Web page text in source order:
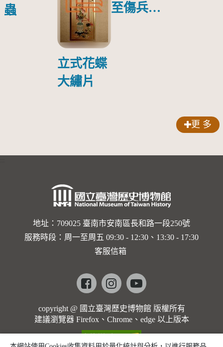
蟲
立式花蝶
大繡片
至傷兵醫
傷日本戰
更 多
地址：709025 臺南市安南區長和路一段250號
服務時段：周一至周五 09:30 - 12:30、13:30 - 17:30
客服信箱
Facebookinstagramyoutube
copyright @ 國立臺灣歷史博物館 版權所有
建議瀏覽器 Firefox、Chrome、edge 以上版本